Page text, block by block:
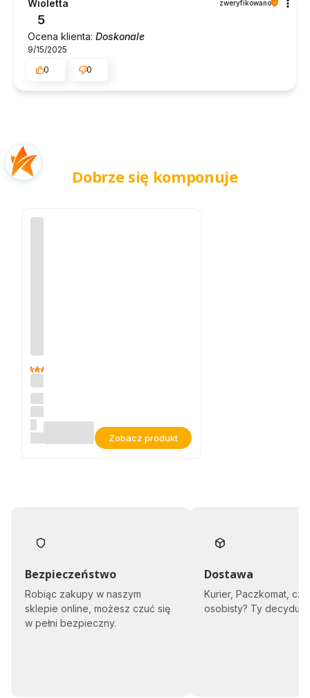
Wioletta zweryfikowano
5
Ocena klienta: Doskonale
9/15/2025
0
0
Dobrze się komponuje
rz
yn
ka
ie
w
cz
yn
ki
Zobacz produkt
Bezpieczeństwo
Robiąc zakupy w naszym
sklepie online, możesz czuć się
w pełni bezpieczny.
Dostawa
Kurier, Paczkomat,
osobisty? Ty